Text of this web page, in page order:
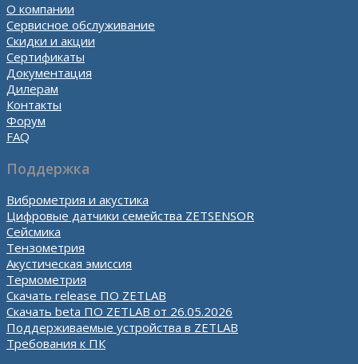
О компании
Сервисное обслуживание
Скидки и акции
Сертификаты
Документация
Дилерам
Контакты
Форум
FAQ
Поддержка
Виброметрия и акустика
Цифровые датчики семейства ZETSENSOR
Сейсмика
Тензометрия
Акустическая эмиссия
Термометрия
Скачать release ПО ZETLAB
Скачать beta ПО ZETLAB от 26.05.2026
Поддерживаемые устройства в ZETLAB
Требования к ПК